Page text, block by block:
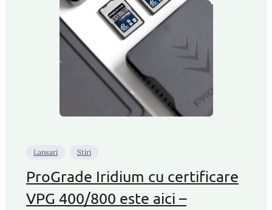
Lansari Stiri
ProGrade Iridium cu certificare
VPG 400/800 este aici –